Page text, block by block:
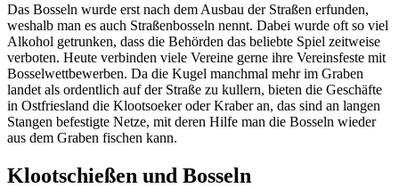
Das Bosseln wurde erst nach dem Ausbau der Straßen erfunden,
weshalb man es auch Straßenbosseln nennt. Dabei wurde oft so viel
Alkohol getrunken, dass die Behörden das beliebte Spiel zeitweise
verboten. Heute verbinden viele Vereine gerne ihre Vereinsfeste mit
Bosselwettbewerben. Da die Kugel manchmal mehr im Graben
landet als ordentlich auf der Straße zu kullern, bieten die Geschäfte
in Ostfriesland die Klootsoeker oder Kraber an, das sind an langen
Stangen befestigte Netze, mit deren Hilfe man die Bosseln wieder
aus dem Graben fischen kann.
Klootschießen und Bosseln